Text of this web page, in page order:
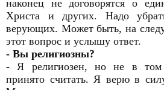
наконец не договорятся о
Христа и других. Надо
верующих. Может быть, на
этот вопрос и услышу ответ.
- Вы религиозны?
- Я религиозен, но не в том
принято считать. Я верю в